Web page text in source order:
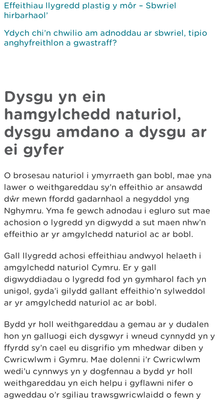
Effeithiau llygredd plastig y môr – Sbwriel
hirbarhaol’
Ydych chi’n chwilio am adnoddau ar sbwriel, tipio
anghyfreithlon a gwastraff?
Dysgu yn ein
hamgylchedd naturiol,
dysgu amdano a dysgu ar
ei gyfer
O brosesau naturiol i ymyrraeth gan bobl, mae yna
lawer o weithgareddau sy’n effeithio ar ansawdd
dŵr mewn ffordd gadarnhaol a negyddol yng
Nghymru. Yma fe gewch adnodau i egluro sut mae
achosion o lygredd yn digwydd a sut maen nhw’n
effeithio ar yr amgylchedd naturiol ac ar bobl.
Gall llygredd achosi effeithiau andwyol helaeth i
amgylchedd naturiol Cymru. Er y gall
digwyddiadau o lygredd fod yn gymharol fach yn
unigol, gyda’i gilydd gallant effeithio’n sylweddol
ar yr amgylchedd naturiol ac ar bobl.
Bydd yr holl weithgareddau a gemau ar y dudalen
hon yn galluogi eich dysgwyr i wneud cynnydd yn y
ffyrdd sy’n cael eu disgrifio ym mhedwar diben y
Cwricwlwm i Gymru. Mae dolenni i’r Cwricwlwm
wedi’u cynnwys yn y dogfennau a bydd yr holl
weithgareddau yn eich helpu i gyflawni nifer o
agweddau o’r sgiliau trawsgwricwlaidd o fewn y